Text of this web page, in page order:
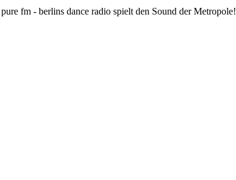
fm - berlins dance radio spielt den Sound der Metropole!